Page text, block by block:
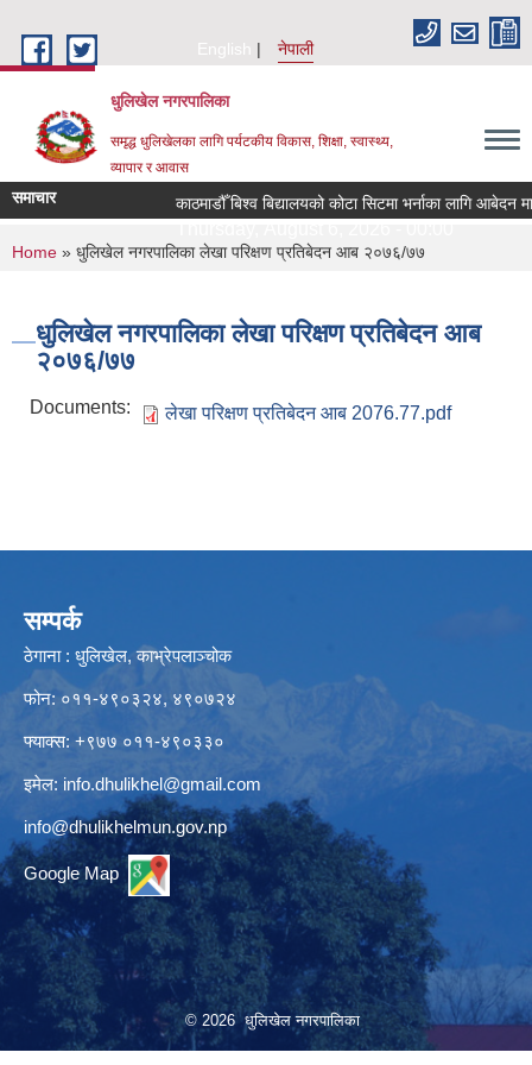
English
नेपाली
धुलिखेल नगरपालिका
समृद्ध धुलिखेलका लागि पर्यटकीय विकास, शिक्षा, स्वास्थ्य,
व्यापार र आवास
समाचार काठमाडौँ बिश्व बिद्यालयको कोटा सिटमा भर्नाका लागि आबेदन
You are here
Home » धुलिखेल नगरपालिका लेखा परिक्षण प्रतिबेदन आब २०७६/७७
धुलिखेल नगरपालिका लेखा परिक्षण प्रतिबेदन आब
२०७६/७७
Documents: लेखा परिक्षण प्रतिबेदन आब 2076.77.pdf
सम्पर्क
ठेगाना : धुलिखेल, काभ्रेपलाञ्चोक
फोन: ०११-४९०३२४, ४९०७२४
फ्याक्स: +९७७ ०११-४९०३३०
इमेल: info.dhulikhel@gmail.com
info@dhulikhelmun.gov.np
Google Map
© 2026 धुलिखेल नगरपालिका